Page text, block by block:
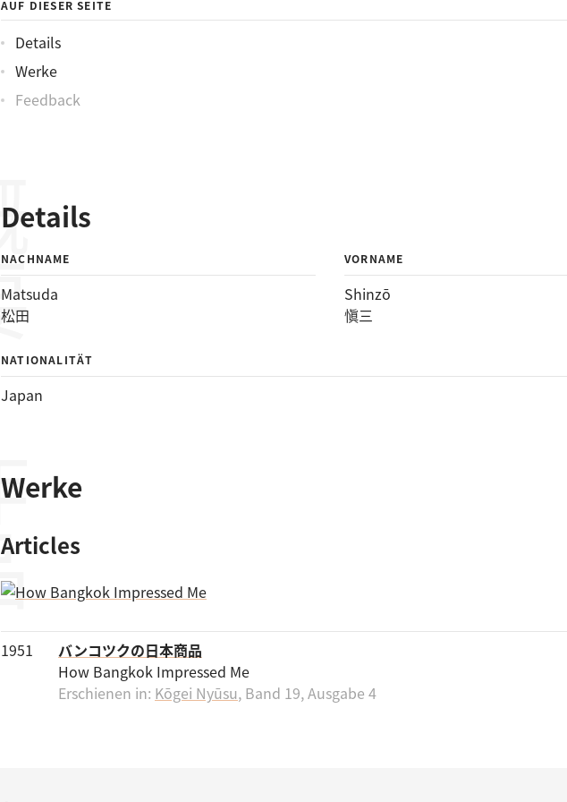
AUF DIESER SEITE
Details
Werke
Feedback
Details
概要
NACHNAME
Matsuda
松田
VORNAME
Shinzō
愼三
NATIONALITÄT
Japan
Werke
作品
Articles
1951
バンコツクの日本商品
How Bangkok Impressed Me
Erschienen in: Kōgei Nyūsu, Band 19, Ausgabe 4